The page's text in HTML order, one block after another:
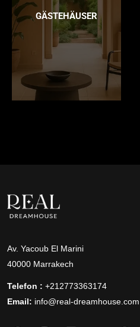
GÄSTEHÄUSER
Av. Yacoub El Marini
40000 Marrakech
Telefon : +212773363174
Email: info@real-dreamhouse.com